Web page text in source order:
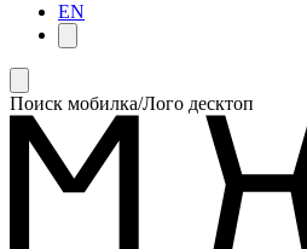
EN
Поиск мобилка/Лого десктоп